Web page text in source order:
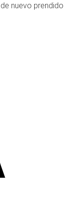
nuevo prendido